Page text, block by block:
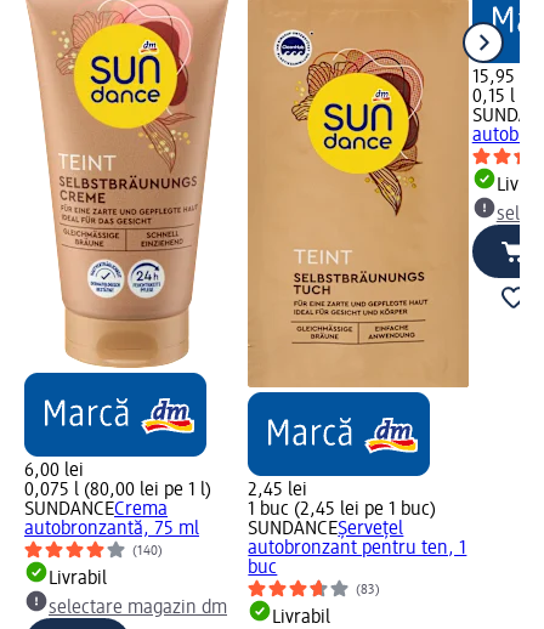
6,00 lei
0,075 l (80,00 lei pe 1 l)
SUNDANCECrema
autobronzantă, 75 ml
(140)
Livrabil
selectare magazin dm
2,45 lei
1 buc (2,45 lei pe 1 buc)
SUNDANCEȘervețel
autobronzant pentru ten, 1
buc
(83)
Livrabil
15,95 lei
0,15 l